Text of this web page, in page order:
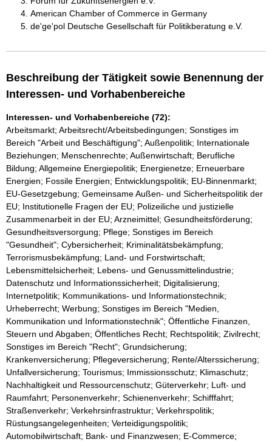
American Chamber of Commerce in Germany
de'ge'pol Deutsche Gesellschaft für Politikberatung e.V.
Beschreibung der Tätigkeit sowie Benennung der
Interessen- und Vorhabenbereiche
Interessen- und Vorhabenbereiche (72):
Arbeitsmarkt; Arbeitsrecht/Arbeitsbedingungen; Sonstiges im
Bereich "Arbeit und Beschäftigung"; Außenpolitik; Internationale
Beziehungen; Menschenrechte; Außenwirtschaft; Berufliche
Bildung; Allgemeine Energiepolitik; Energienetze; Erneuerbare
Energien; Fossile Energien; Entwicklungspolitik; EU-Binnenmarkt;
EU-Gesetzgebung; Gemeinsame Außen- und Sicherheitspolitik der
EU; Institutionelle Fragen der EU; Polizeiliche und justizielle
Zusammenarbeit in der EU; Arzneimittel; Gesundheitsförderung;
Gesundheitsversorgung; Pflege; Sonstiges im Bereich
"Gesundheit"; Cybersicherheit; Kriminalitätsbekämpfung;
Terrorismusbekämpfung; Land- und Forstwirtschaft;
Lebensmittelsicherheit; Lebens- und Genussmittelindustrie;
Datenschutz und Informationssicherheit; Digitalisierung;
Internetpolitik; Kommunikations- und Informationstechnik;
Urheberrecht; Werbung; Sonstiges im Bereich "Medien,
Kommunikation und Informationstechnik"; Öffentliche Finanzen,
Steuern und Abgaben; Öffentliches Recht; Rechtspolitik; Zivilrecht;
Sonstiges im Bereich "Recht"; Grundsicherung;
Krankenversicherung; Pflegeversicherung; Rente/Alterssicherung;
Unfallversicherung; Tourismus; Immissionsschutz; Klimaschutz;
Nachhaltigkeit und Ressourcenschutz; Güterverkehr; Luft- und
Raumfahrt; Personenverkehr; Schienenverkehr; Schifffahrt;
Straßenverkehr; Verkehrsinfrastruktur; Verkehrspolitik;
Rüstungsangelegenheiten; Verteidigungspolitik;
Automobilwirtschaft; Bank- und Finanzwesen; E-Commerce;